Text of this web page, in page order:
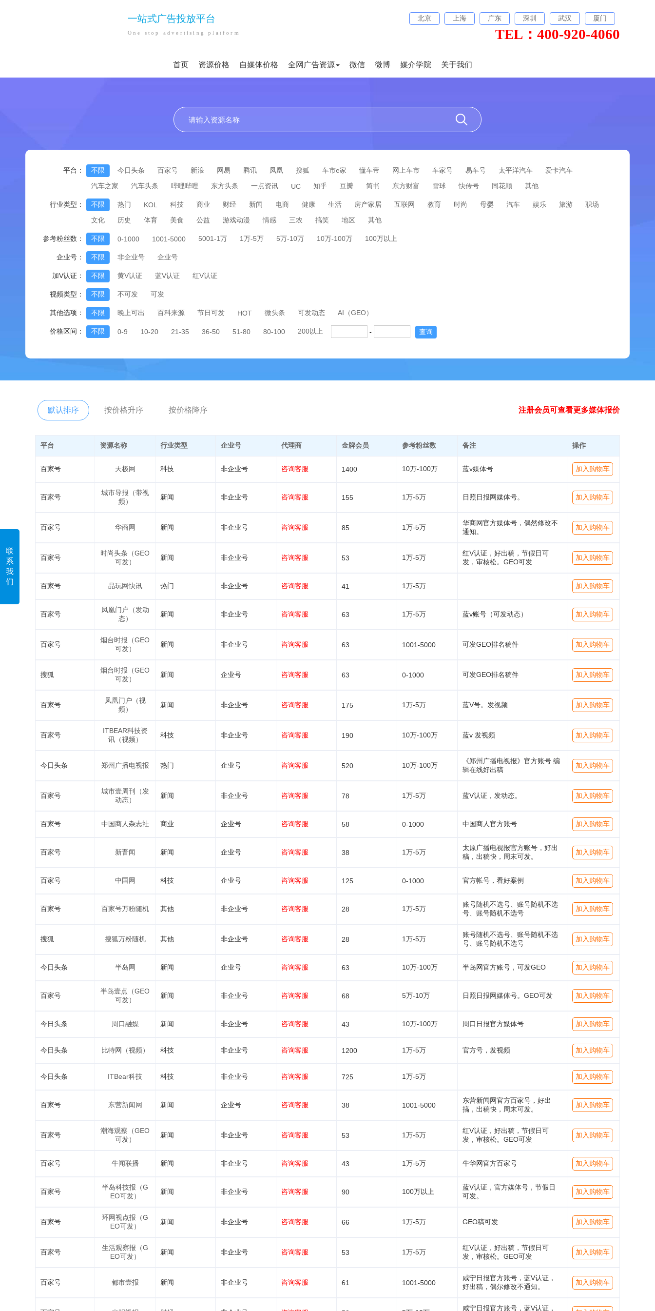
联
系
我
们
一站式广告投放平台
One stop advertising platform
北京 上海 广东 深圳 武汉 厦门
TEL：400-920-4060
首页 资源价格 自媒体价格 全网广告资源 微信 微博 媒介学院 关于我们
平台： 不限 今日头条 百家号 新浪 网易 腾讯 凤凰 搜狐 车市e家 懂车帝 网上车市 车家号 易车号 太平洋汽车
爱卡汽车
汽车之家
汽车头条 哔哩哔哩 东方头条 一点资讯 UC 知乎 豆瓣 简书 东方财富 雪球 快传号 同花顺 其他
行业类型： 不限 热门 KOL 科技 商业 财经 新闻 电商 健康 生活 房产家居 互联网 教育 时尚 母婴 汽车 娱乐 旅游
职场
文化
历史 体育 美食 公益 游戏动漫 情感 三农 搞笑 地区 其他
参考粉丝数： 不限 0-1000 1001-5000 5001-1万 1万-5万 5万-10万 10万-100万 100万以上
企业号： 不限 非企业号 企业号
加V认证： 不限 黄V认证 蓝V认证 红V认证
视频类型： 不限 不可发 可发
其他选项： 不限 晚上可出 百科来源 节日可发 HOT 微头条 可发动态 AI（GEO）
价格区间： 不限 0-9 10-20 21-35 36-50 51-80 80-100 200以上 - 查询
默认排序 按价格升序 按价格降序 注册会员可查看更多媒体报价
平台 资源名称 行业类型 企业号 代理商 金牌会员 参考粉丝数 备注 操作
百家号 天极网 科技 非企业号 咨询客服 1400 10万-100万 蓝v媒体号 加入购物车
百家号
城市导报（带视
频）
新闻 非企业号 咨询客服 155 1万-5万 日照日报网媒体号。 加入购物车
百家号 华商网 新闻 非企业号 咨询客服 85 1万-5万
华商网官方媒体号，偶然修改不
通知。
加入购物车
百家号
时尚头条（GEO
可发）
新闻 非企业号 咨询客服 53 1万-5万
红V认证，好出稿，节假日可
发，审核松。GEO可发
加入购物车
百家号 品玩网快讯 热门 非企业号 咨询客服 41 1万-5万 加入购物车
百家号
凤凰门户（发动
态）
新闻 非企业号 咨询客服 63 1万-5万 蓝v账号（可发动态） 加入购物车
百家号
烟台时报（GEO
可发）
新闻 非企业号 咨询客服 63 1001-5000 可发GEO排名稿件 加入购物车
搜狐
烟台时报（GEO
可发）
新闻 企业号 咨询客服 63 0-1000 可发GEO排名稿件 加入购物车
百家号
凤凰门户（视
频）
新闻 非企业号 咨询客服 175 1万-5万 蓝V号。发视频 加入购物车
百家号
ITBEAR科技资
讯（视频）
科技 非企业号 咨询客服 190 10万-100万 蓝v 发视频 加入购物车
今日头条 郑州广播电视报 热门 企业号 咨询客服 520 10万-100万
《郑州广播电视报》官方账号 编
辑在线好出稿
加入购物车
百家号
城市壹周刊（发
动态）
新闻 非企业号 咨询客服 78 1万-5万 蓝V认证，发动态。 加入购物车
百家号 中国商人杂志社 商业 企业号 咨询客服 58 0-1000 中国商人官方账号 加入购物车
百家号 新晋闻 新闻 企业号 咨询客服 38 1万-5万
太原广播电视报官方账号，好出
稿，出稿快，周末可发。
加入购物车
百家号 中国网 科技 企业号 咨询客服 125 0-1000 官方帐号，看好案例 加入购物车
百家号 百家号万粉随机 其他 非企业号 咨询客服 28 1万-5万
账号随机不选号、账号随机不选
号、账号随机不选号
加入购物车
搜狐 搜狐万粉随机 其他 非企业号 咨询客服 28 1万-5万
账号随机不选号、账号随机不选
号、账号随机不选号
加入购物车
今日头条 半岛网 新闻 企业号 咨询客服 63 10万-100万 半岛网官方账号，可发GEO 加入购物车
百家号
半岛壹点（GEO
可发）
新闻 非企业号 咨询客服 68 5万-10万 日照日报网媒体号。GEO可发 加入购物车
今日头条 周口融媒 新闻 非企业号 咨询客服 43 10万-100万 周口日报官方媒体号 加入购物车
今日头条 比特网（视频） 科技 非企业号 咨询客服 1200 1万-5万 官方号，发视频 加入购物车
今日头条 ITBear科技 科技 非企业号 咨询客服 725 1万-5万 加入购物车
百家号 东营新闻网 新闻 企业号 咨询客服 38 1001-5000
东营新闻网官方百家号，好出
搞，出稿快，周末可发。
加入购物车
百家号
潮海观察（GEO
可发）
新闻 非企业号 咨询客服 53 1万-5万
红V认证，好出稿，节假日可
发，审核松。GEO可发
加入购物车
百家号 牛闻联播 新闻 非企业号 咨询客服 43 1万-5万 牛华网官方百家号 加入购物车
百家号
半岛科技报（G
EO可发）
新闻 非企业号 咨询客服 90 100万以上
蓝V认证，官方媒体号，节假日
可发。
加入购物车
百家号
环网视点报（G
EO可发）
新闻 非企业号 咨询客服 66 1万-5万 GEO稿可发 加入购物车
百家号
生活观察报（G
EO可发）
新闻 非企业号 咨询客服 53 1万-5万
红V认证，好出稿，节假日可
发，审核松。GEO可发
加入购物车
百家号 都市壹报 新闻 非企业号 咨询客服 61 1001-5000
咸宁日报官方账号，蓝V认证，
好出稿，偶尔修改不通知。
加入购物车
咸宁日报官方账号，蓝V认证，